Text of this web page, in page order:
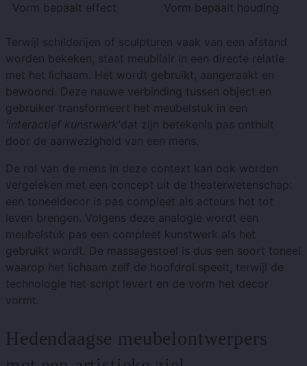
Vorm bepaalt effect Vorm bepaalt houding
Terwijl schilderijen of sculpturen vaak van een afstand
worden bekeken, staat meubilair in een directe relatie
met het lichaam. Het wordt gebruikt, aangeraakt en
bewoond. Deze nauwe verbinding tussen object en
gebruiker transformeert het meubelstuk in een
'interactief kunstwerk'dat zijn betekenis pas onthult
door de aanwezigheid van een mens.
De rol van de mens in deze context kan ook worden
vergeleken met een concept uit de theaterwetenschap:
een toneeldecor is pas compleet als acteurs het tot
leven brengen. Volgens deze analogie wordt een
meubelstuk pas een compleet kunstwerk als het
gebruikt wordt. De massagestoel is dus een soort toneel
waarop het lichaam zelf de hoofdrol speelt, terwijl de
technologie het script levert en de vorm het decor
vormt.
Hedendaagse meubelontwerpers